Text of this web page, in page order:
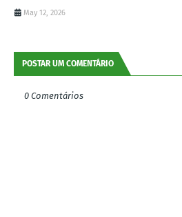
May 12, 2026
POSTAR UM COMENTÁRIO
0 Comentários